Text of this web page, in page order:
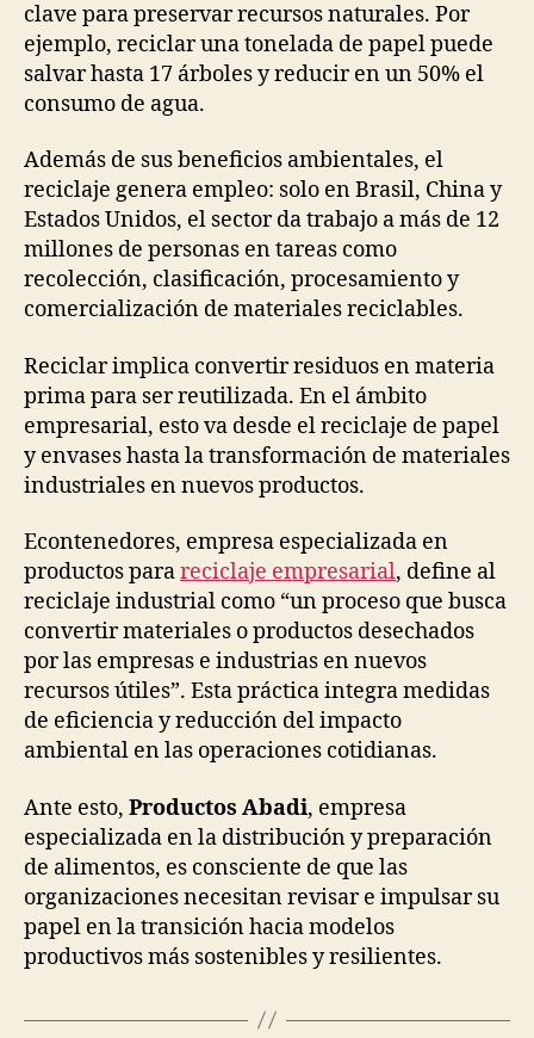
clave para preservar recursos naturales. Por
ejemplo, reciclar una tonelada de papel puede
salvar hasta 17 árboles y reducir en un 50% el
consumo de agua.
Además de sus beneficios ambientales, el
reciclaje genera empleo: solo en Brasil, China y
Estados Unidos, el sector da trabajo a más de 12
millones de personas en tareas como
recolección, clasificación, procesamiento y
comercialización de materiales reciclables.
Reciclar implica convertir residuos en materia
prima para ser reutilizada. En el ámbito
empresarial, esto va desde el reciclaje de papel
y envases hasta la transformación de materiales
industriales en nuevos productos.
Econtenedores, empresa especializada en
productos parareciclaje empresarial, define al
reciclaje industrial como “un proceso que busca
convertir materiales o productos desechados
por las empresas e industrias en nuevos
recursos útiles”. Esta práctica integra medidas
de eficiencia y reducción del impacto
ambiental en las operaciones cotidianas.
Ante esto, Productos Abadi, empresa
especializada en la distribución y preparación
de alimentos, es consciente de que las
organizaciones necesitan revisar e impulsar su
papel en la transición hacia modelos
productivos más sostenibles y resilientes.